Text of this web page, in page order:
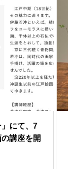
」にて、7
講座を開